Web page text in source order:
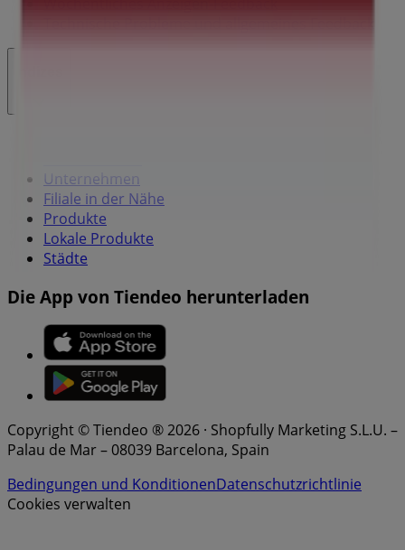
Unternehmen
Filiale in der Nähe
Produkte
Lokale Produkte
Städte
Die App von Tiendeo herunterladen
Copyright © Tiendeo ® 2026 · Shopfully Marketing S.L.U. –
Palau de Mar – 08039 Barcelona, Spain
Bedingungen und KonditionenDatenschutzrichtlinie
Cookies verwalten